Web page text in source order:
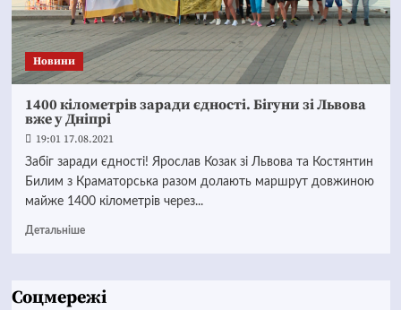
Новини
1400 кілометрів заради єдності. Бігуни зі Львова
вже у Дніпрі
19:01 17.08.2021
Забіг заради єдності! Ярослав Козак зі Львова та Костянтин
Билим з Краматорська разом долають маршрут довжиною
майже 1400 кілометрів через...
Детальніше
Соцмережі